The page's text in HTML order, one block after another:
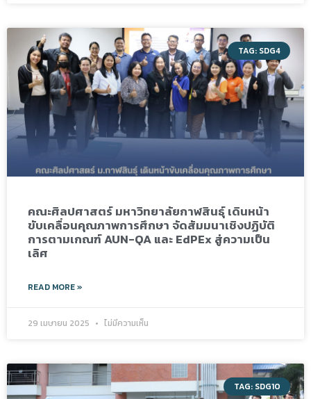
TAG: SDG4
คณะศิลปศาสตร์ มหาวิทยาลัยกาฬสินธุ์ เดินหน้า
ขับเคลื่อนคุณภาพการศึกษา จัดสัมมนาเชิงปฏิบัติ
การตามเกณฑ์ AUN-QA และ EdPEx สู่ความเป็น
เลิศ
READ MORE »
29 เมษายน 2025 ไม่มีความเห็น
TAG: SDG10